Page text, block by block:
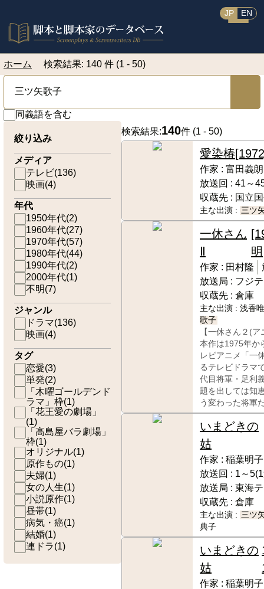
JP EN
ホーム 検索結果: 140 件 (1 - 50)
同義語を含む
絞り込み
メディア
テレビ(136)
映画(4)
年代
1950年代(2)
1960年代(27)
1970年代(57)
1980年代(44)
1990年代(2)
2000年代(1)
不明(7)
ジャンル
ドラマ(136)
映画(4)
タグ
恋愛(3)
単発(2)
「木曜ゴールデンド
ラマ」枠(1)
「花王愛の劇場」
(1)
「高島屋バラ劇場」
枠(1)
オリジナル(1)
原作もの(1)
夫婦(1)
女の人生(1)
小説原作(1)
昼帯(1)
病気・癌(1)
結婚(1)
連ドラ(1)
検索結果:140件 (1 - 50)
愛染椿
作家 : 富田義朗
放送回 : 41～
収蔵先 : 国立
主な出演 : 三ツ
一休さん
Ⅱ
明
作家 : 田村隆
放送局 : フジ
収蔵先 : 倉庫
主な出演 : 浅香
歌子
【一休さん２(
本作は1975年か
レビアニメ「一
るテレビドラマ
代目将軍・足利
題を出しては知
う変わった将軍
いまどきの
姑
作家 : 稲葉明子
放送回 : 1～
放送局 : 東海
収蔵先 : 倉庫
主な出演 : 三ツ
典子
いまどきの
姑
作家 : 稲葉明子